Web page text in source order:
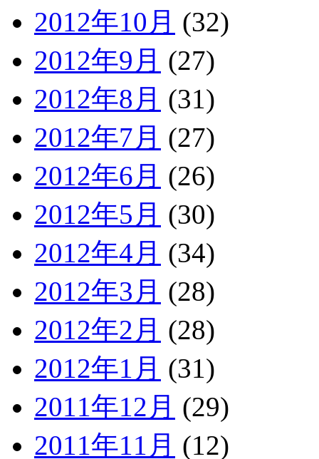
2012年10月 (32)
2012年9月 (27)
2012年8月 (31)
2012年7月 (27)
2012年6月 (26)
2012年5月 (30)
2012年4月 (34)
2012年3月 (28)
2012年2月 (28)
2012年1月 (31)
2011年12月 (29)
2011年11月 (12)